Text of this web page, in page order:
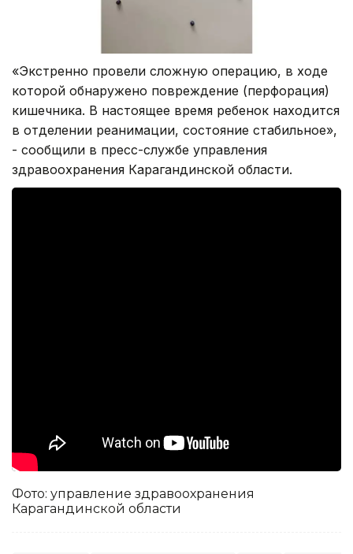
«Экстренно провели сложную операцию, в ходе
которой обнаружено повреждение (перфорация)
кишечника. В настоящее время ребенок находится
в отделении реанимации, состояние стабильное»,
- сообщили в пресс-службе управления
здравоохранения Карагандинской области.
Фото: управление здравоохранения
Карагандинской области